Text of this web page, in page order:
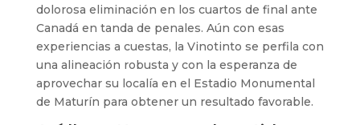
dolorosa eliminación en los cuartos de final ante
Canadá en tanda de penales. Aún con esas
experiencias a cuestas, la Vinotinto se perfila con
una alineación robusta y con la esperanza de
aprovechar su localía en el Estadio Monumental
de Maturín para obtener un resultado favorable.